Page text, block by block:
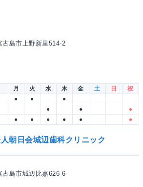
島市上野新里514-2
月 火 水 木 金 土 日
祝
● ●
●
● ●
●
● ● ● ● ● ●
朝日会城辺歯科クリニック
島市城辺比嘉626-6